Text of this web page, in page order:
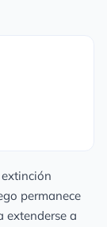
permanece
extenderse a